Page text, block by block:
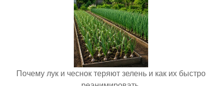
Почему лук и чеснок теряют зелень и как их быстро